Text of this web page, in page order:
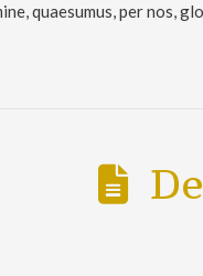
quaesumus, per nos,